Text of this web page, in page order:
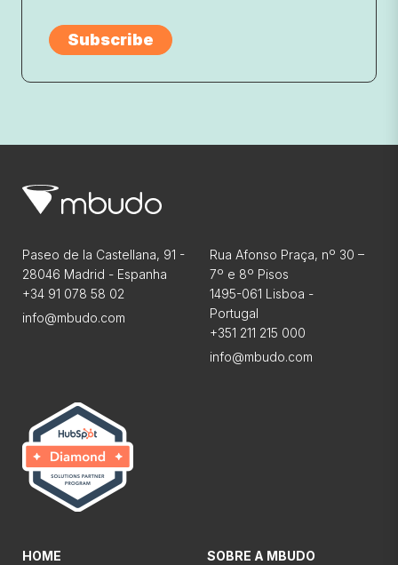
Paseo de la Castellana, 91 -
28046 Madrid - Espanha
+34 91 078 58 02
info@mbudo.com
Rua Afonso Praça, nº 30 –
7º e 8º Pisos
1495-061 Lisboa -
Portugal
+351 211 215 000
info@mbudo.com
HOME SOBRE A MBUDO